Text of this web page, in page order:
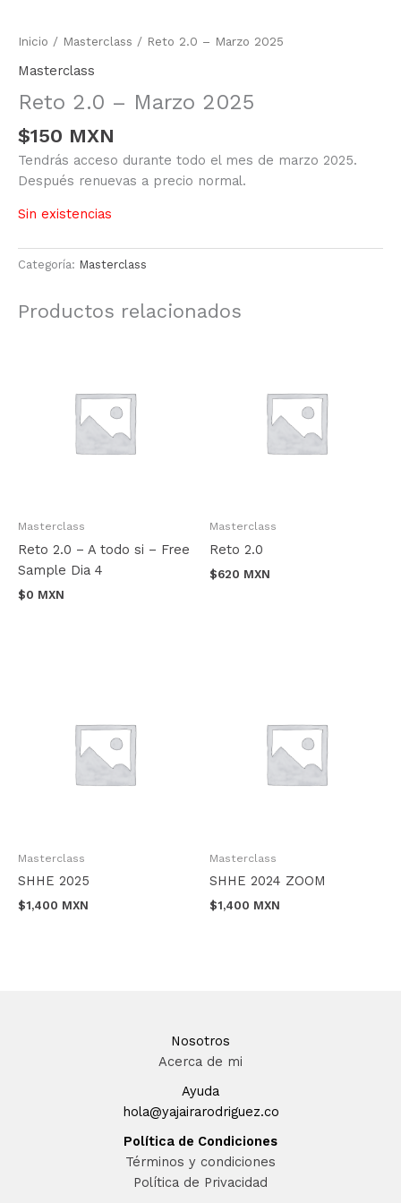
Inicio / Masterclass / Reto 2.0 – Marzo 2025
Masterclass
Reto 2.0 – Marzo 2025
$150 MXN
Tendrás acceso durante todo el mes de marzo 2025.
Después renuevas a precio normal.
Sin existencias
Categoría: Masterclass
Productos relacionados
Masterclass
Reto 2.0 – A todo si – Free
Sample Dia 4
$0 MXN
Masterclass
Reto 2.0
$620 MXN
Masterclass
SHHE 2025
$1,400 MXN
Masterclass
SHHE 2024 ZOOM
$1,400 MXN
Nosotros
Acerca de mi
Ayuda
hola@yajairarodriguez.co
Política de Condiciones
Términos y condiciones
Política de Privacidad